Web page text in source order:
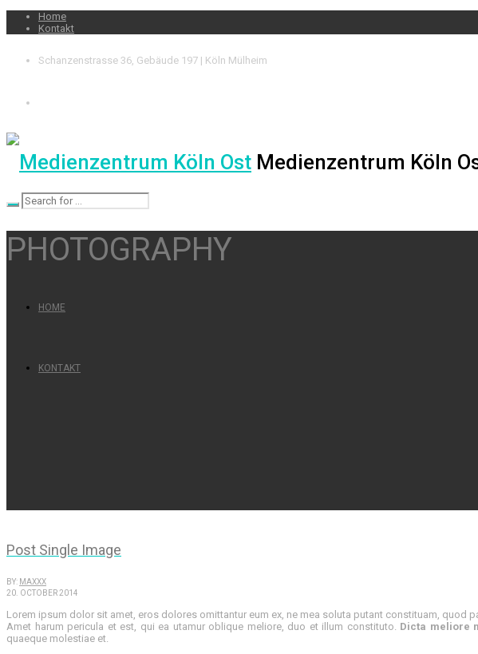
Home
Kontakt
Schanzenstrasse 36, Gebäude 197 | Köln Mülheim
Medienzentrum Köln
HOME
KONTAKT
PHOTOGRAPHY
Post Single Image
BY: MAXXX
20. OCTOBER 2014
Lorem ipsum dolor sit amet, eros dolores omittantur eum ex, ne mea soluta putant constituam, quod
Amet harum pericula et est, qui ea utamur oblique meliore, duo et illum constituto. Dicta meliore
quaeque molestiae et.